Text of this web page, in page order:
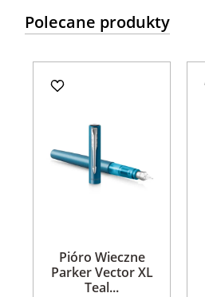
Polecane produkty
Pióro Wieczne
Parker Vector XL
Teal...